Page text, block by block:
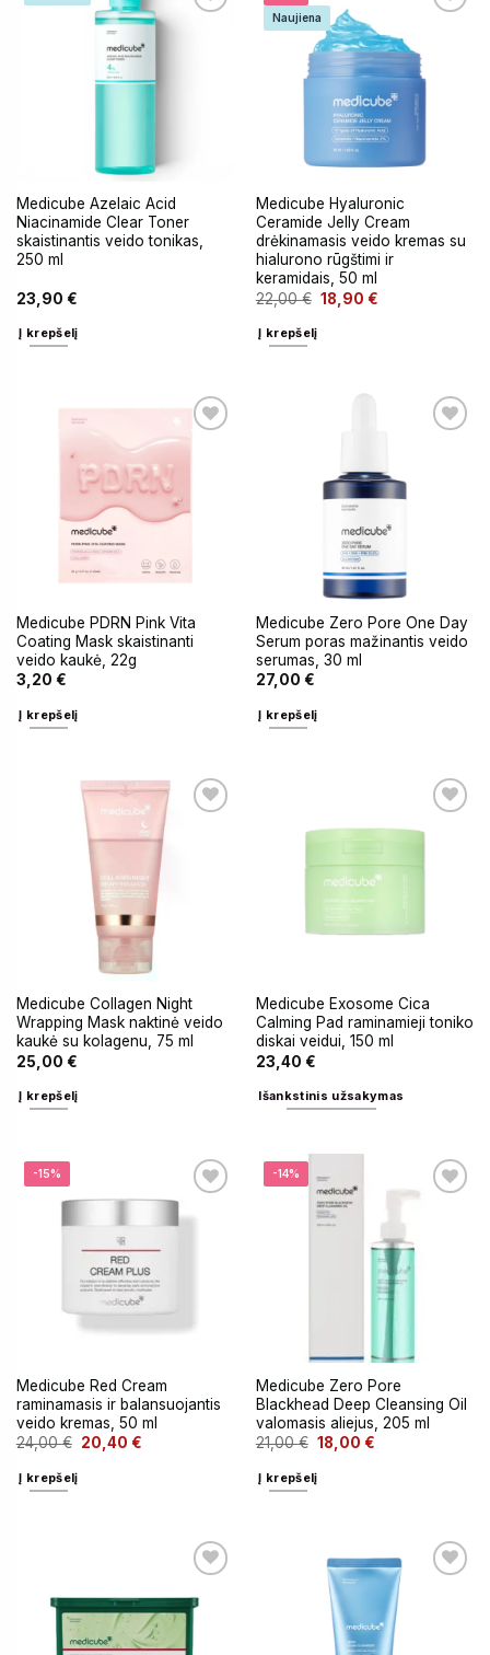
Medicube Azelaic Acid
Niacinamide Clear Toner
skaistinantis veido tonikas,
250 ml
23,90 €
Į krepšelį
Naujiena
Medicube Hyaluronic
Ceramide Jelly Cream
drėkinamasis veido kremas su
hialurono rūgštimi ir
keramidais, 50 ml
22,00€ 18,90 €
Į krepšelį
Medicube PDRN Pink Vita
Coating Mask skaistinanti
veido kaukė, 22g
3,20 €
Į krepšelį
Medicube Zero Pore One Day
Serum poras mažinantis veido
serumas, 30 ml
27,00 €
Į krepšelį
Medicube Collagen Night
Wrapping Mask naktinė veido
kaukė su kolagenu, 75 ml
25,00 €
Į krepšelį
Medicube Exosome Cica
Calming Pad raminamieji toniko
diskai veidui, 150 ml
23,40 €
Išankstinis užsakymas
-15%
Medicube Red Cream
raminamasis ir balansuojantis
veido kremas, 50 ml
24,00€ 20,40 €
Į krepšelį
-14%
Medicube Zero Pore
Blackhead Deep Cleansing Oil
valomasis aliejus, 205 ml
21,00€ 18,00 €
Į krepšelį